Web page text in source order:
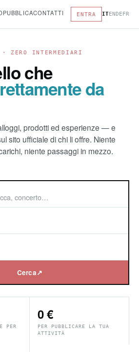
PUBBLICACONTATTI ENTRA ITEN DE FR
· ZERO INTERMEDIARI
che
da
prodotti ed esperienze — e
sito ufficiale di chi li offre. Niente
niente passaggi in mezzo.
Cerca↗
PER
0 €
PER PUBBLICARE LA TUA
ATTIVITÀ